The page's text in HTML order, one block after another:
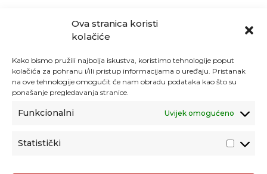
Ova stranica koristi
kolačiće
Kako bismo pružili najbolja iskustva, koristimo tehnologije poput
kolačića za pohranu i/ili pristup informacijama o uređaju. Pristanak
na ove tehnologije omogućit će nam obradu podataka kao što su
ponašanje pregledavanja stranice.
Funkcionalni Uvijek omogućeno
Statistički